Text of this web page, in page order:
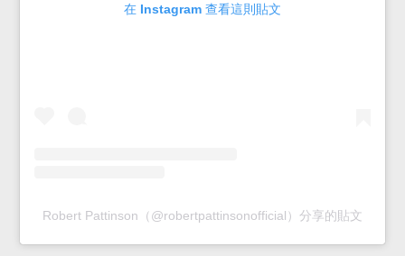
在 Instagram 查看這則貼文
Robert Pattinson（@robertpattinsonofficial）分享的貼文